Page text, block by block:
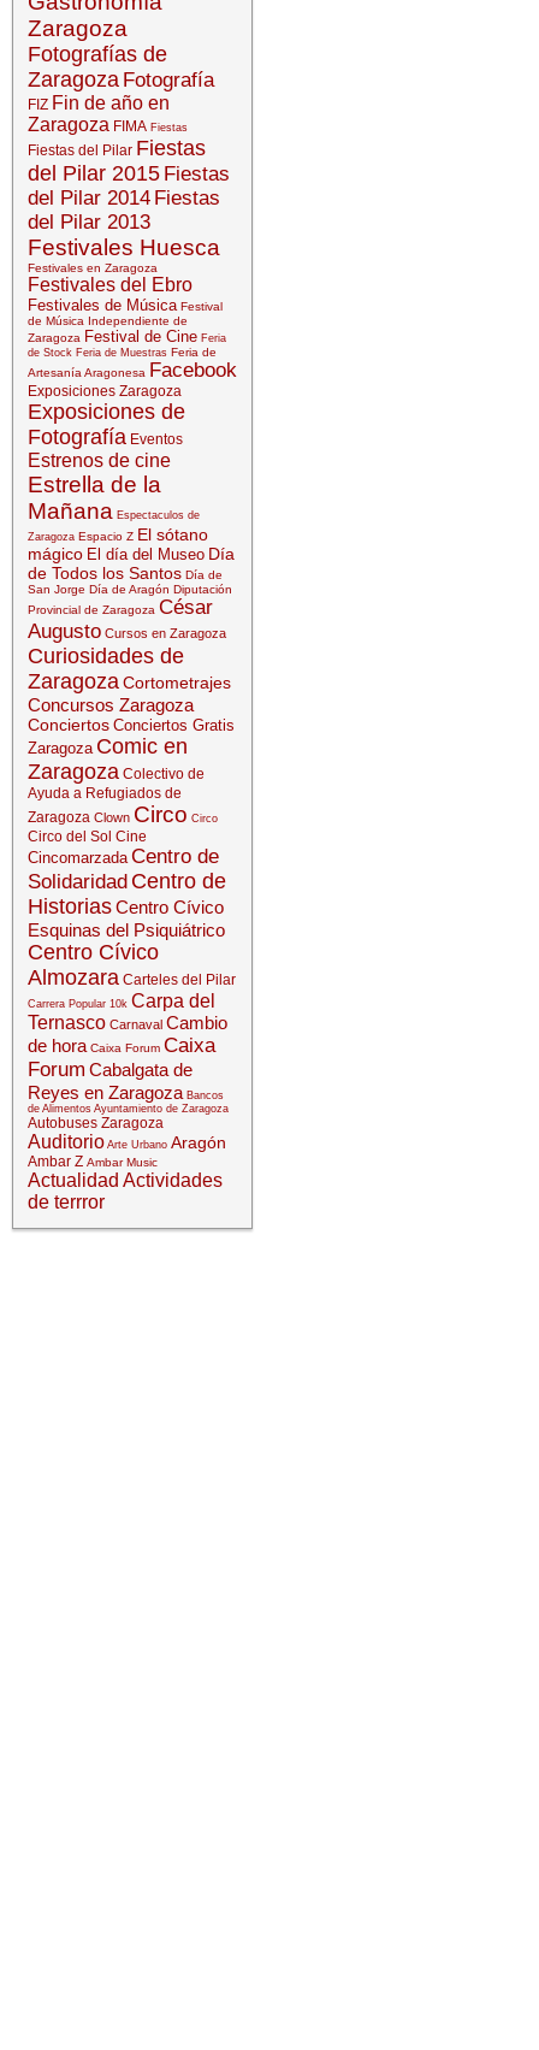
Zaragoza
Fotografías de
Zaragoza Fotografía
FIZ Fin de año en
Zaragoza FIMA Fiestas
Fiestas del Pilar Fiestas
del Pilar 2015 Fiestas
del Pilar 2014 Fiestas
del Pilar 2013
Festivales Huesca
Festivales en Zaragoza
Festivales del Ebro
Festivales de Música Festival
de Música Independiente de
Zaragoza Festival de Cine Feria
de Stock Feria de Muestras Feria de
Artesanía Aragonesa Facebook
Exposiciones Zaragoza
Exposiciones de
Fotografía Eventos
Estrenos de cine
Estrella de la
Mañana Espectaculos de
Zaragoza Espacio Z El sótano
mágico El día del Museo Día
de Todos los Santos Día de
San Jorge Día de Aragón Diputación
Provincial de Zaragoza César
Augusto Cursos en Zaragoza
Curiosidades de
ZaragozaCortometrajes
Concursos Zaragoza
Conciertos Conciertos Gratis
Zaragoza Comic en
Zaragoza Colectivo de
Ayuda a Refugiados de
Zaragoza Clown Circo Circo
Circo del Sol Cine
Cincomarzada Centro de
Solidaridad Centro de
HistoriasCentro Cívico
Esquinas del Psiquiátrico
Centro Cívico
Almozara Carteles del Pilar
Carrera Popular 10k Carpa del
Ternasco Carnaval Cambio
de hora Caixa Forum Caixa
Forum Cabalgata de
Reyes en Zaragoza Bancos
de Alimentos Ayuntamiento de Zaragoza
Autobuses Zaragoza
Auditorio Arte Urbano Aragón
Ambar Z Ambar Music
Actualidad Actividades
de terrror